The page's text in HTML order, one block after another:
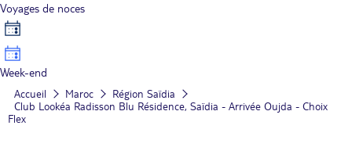
Voyages de noces
Week-end
Accueil Maroc
Région Saïdia
Club Lookéa Radisson Blu Résidence, Saïdia - Arrivée Oujda - Choix
Flex